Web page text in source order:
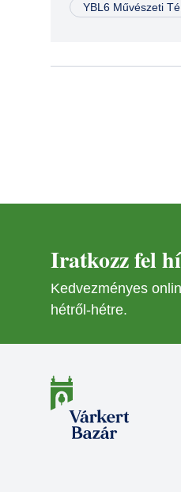
YBL6 Művészeti
Iratkozz fel
Kedvezményes
hétről-hétre.